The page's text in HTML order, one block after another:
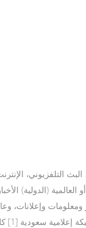
(الدولية)
ومعلومات